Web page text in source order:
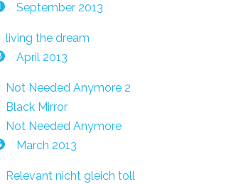
September 2013
living the dream
April 2013
Not Needed Anymore 2
Black Mirror
Not Needed Anymore
March 2013
Relevant nicht gleich toll